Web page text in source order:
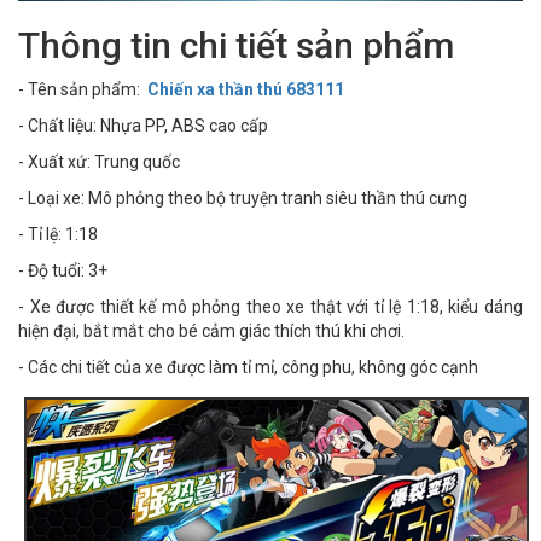
Thông tin chi tiết sản phẩm
- Tên sản phẩm: Chiến xa thần thú 683111
- Chất liệu: Nhựa PP, ABS cao cấp
- Xuất xứ: Trung quốc
- Loại xe: Mô phỏng theo bộ truyện tranh siêu thần thú cưng
- Tỉ lệ: 1:18
- Độ tuổi: 3+
- Xe được thiết kế mô phỏng theo xe thật với tỉ lệ 1:18, kiểu dáng
hiện đại, bắt mắt cho bé cảm giác thích thú khi chơi.
- Các chi tiết của xe được làm tỉ mỉ, công phu, không góc cạnh